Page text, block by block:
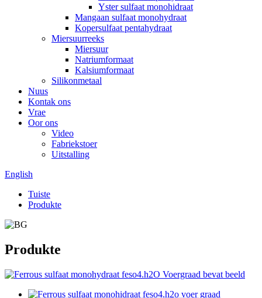
Yster sulfaat monohidraat
Mangaan sulfaat monohydraat
Kopersulfaat pentahydraat
Miersuurreeks
Miersuur
Natriumformaat
Kalsiumformaat
Silikonmetaal
Nuus
Kontak ons
Vrae
Oor ons
Video
Fabriekstoer
Uitstalling
English
Tuiste
Produkte
Produkte